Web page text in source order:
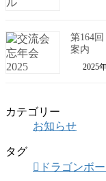
第164
案内
2025
カテゴリー
お知らせ
タグ
ドラゴンボ